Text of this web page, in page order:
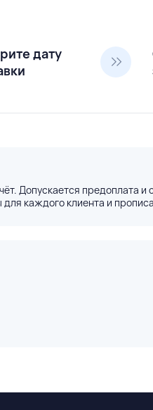
дату
Допускается предоплата и
каждого клиента и